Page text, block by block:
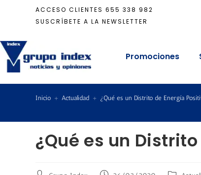
ACCESO CLIENTES 655 338 982
SUSCRÍBETE A LA NEWSLETTER
Promociones
Inicio + Actualidad + ¿Qué es un Distrito de Energía
¿Qué es un